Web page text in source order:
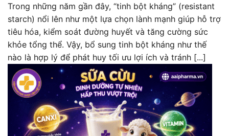
Trong những năm gần đây, “tinh bột kháng” (resistant
starch) nổi lên như một lựa chọn lành mạnh giúp hỗ trợ
tiêu hóa, kiểm soát đường huyết và tăng cường sức
khỏe tổng thể. Vậy, bổ sung tinh bột kháng như thế
nào là hợp lý để phát huy tối ưu lợi ích và tránh [...]